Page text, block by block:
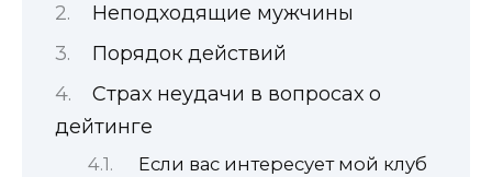
Неподходящие мужчины
Порядок действий
Страх неудачи в вопросах о
дейтинге
Если вас интересует мой клуб